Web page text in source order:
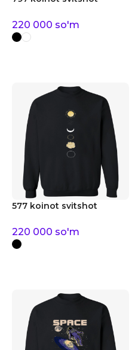
220 000 so'm
577 koinot svitshot
220 000 so'm